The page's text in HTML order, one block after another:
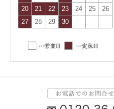
20
21 22 23 24 25
26
27
28 29 30